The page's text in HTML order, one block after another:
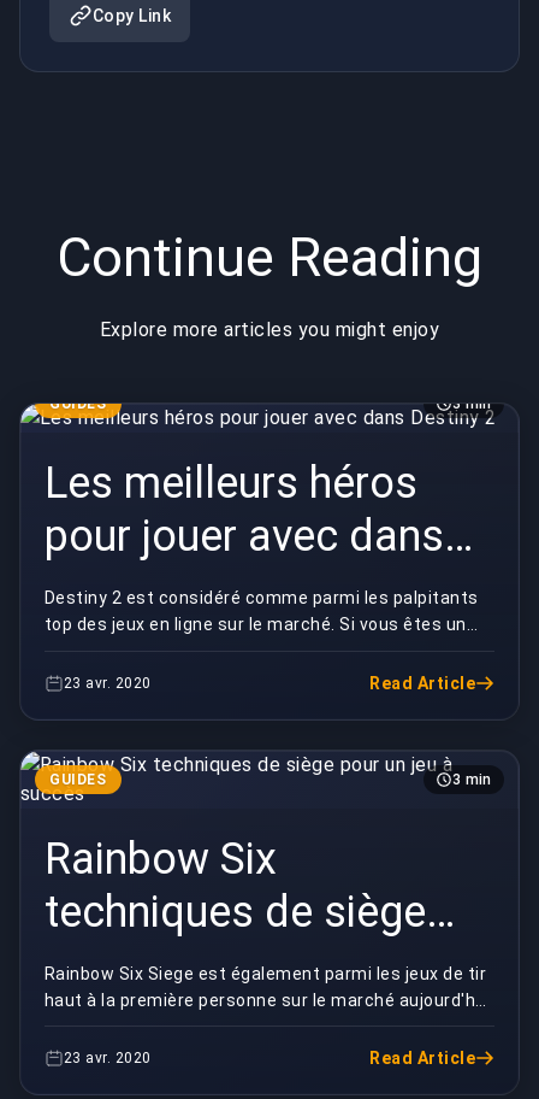
Copy Link
Continue Reading
Explore more articles you might enjoy
GUIDES 3 min
Les meilleurs héros
pour jouer avec dans
Destiny 2
Destiny 2 est considéré comme parmi les palpitants
top des jeux en ligne sur le marché. Si vous êtes un
débutant dans le jeu, vous devez connaître ...
23 avr. 2020 Read Article
GUIDES 3 min
Rainbow Six
techniques de siège
pour un jeu à succès
Rainbow Six Siege est également parmi les jeux de tir
haut à la première personne sur le marché aujourd'hui.
Si vous voulez avoir un jeu avec succè...
23 avr. 2020 Read Article